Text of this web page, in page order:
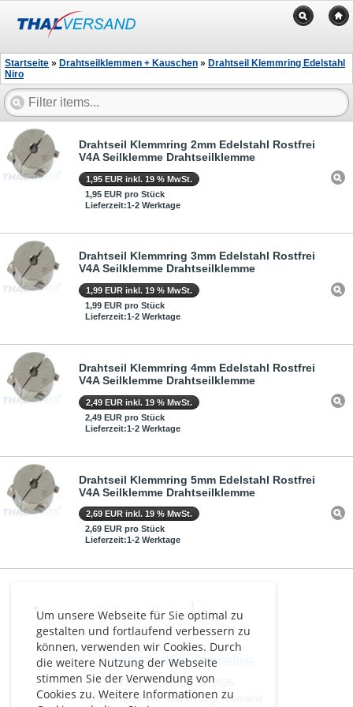
Um unsere Webseite für Sie optimal zu
gestalten und fortlaufend verbessern zu
können, verwenden wir Cookies. Durch
die weitere Nutzung der Webseite
stimmen Sie der Verwendung von
Cookies zu. Weitere Informationen zu
Startseite » Drahtseilklemmen + Kauschen » Drahtseil Klemmring Edelstahl
Niro
Drahtseil Klemmring 2mm Edelstahl Rostfrei
V4A Seilklemme Drahtseilklemme
1,95 EUR inkl. 19 % MwSt.
1,95 EUR pro Stück
Lieferzeit:1-2 Werktage
Drahtseil Klemmring 3mm Edelstahl Rostfrei
V4A Seilklemme Drahtseilklemme
1,99 EUR inkl. 19 % MwSt.
1,99 EUR pro Stück
Lieferzeit:1-2 Werktage
Drahtseil Klemmring 4mm Edelstahl Rostfrei
V4A Seilklemme Drahtseilklemme
2,49 EUR inkl. 19 % MwSt.
2,49 EUR pro Stück
Lieferzeit:1-2 Werktage
Drahtseil Klemmring 5mm Edelstahl Rostfrei
V4A Seilklemme Drahtseilklemme
2,69 EUR inkl. 19 % MwSt.
2,69 EUR pro Stück
Lieferzeit:1-2 Werktage
Impressum-AGB-Datenschutz
THAL VERSAND © 2026
Alle Preise inkl. MwSt. zzgl. Versand